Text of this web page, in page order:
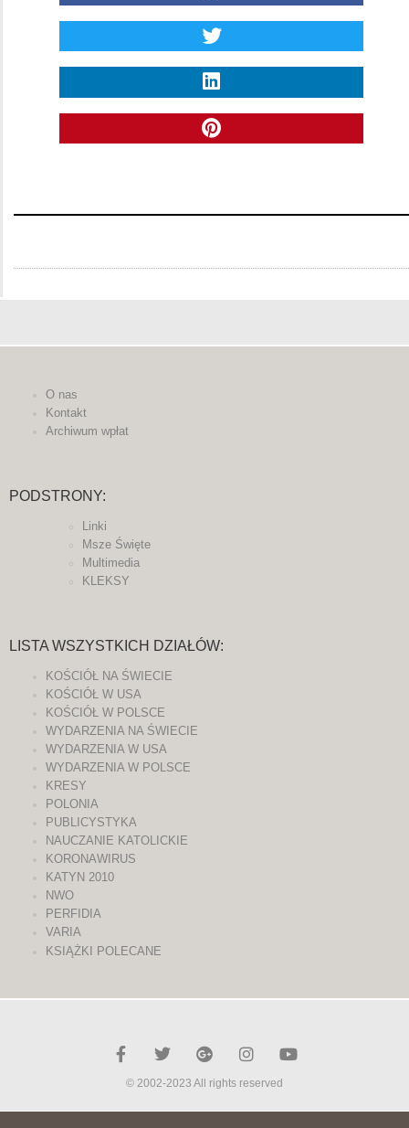
O nas
Kontakt
Archiwum wpłat
PODSTRONY:
Linki
Msze Święte
Multimedia
KLEKSY
LISTA WSZYSTKICH DZIAŁÓW:
KOŚCIÓŁ NA ŚWIECIE
KOŚCIÓŁ W USA
KOŚCIÓŁ W POLSCE
WYDARZENIA NA ŚWIECIE
WYDARZENIA W USA
WYDARZENIA W POLSCE
KRESY
POLONIA
PUBLICYSTYKA
NAUCZANIE KATOLICKIE
KORONAWIRUS
KATYN 2010
NWO
PERFIDIA
VARIA
KSIĄŻKI POLECANE
© 2002-2023 All rights reserved